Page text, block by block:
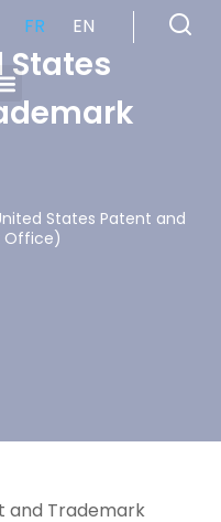
FR EN
States
States Patent and
Office)
and Trademark